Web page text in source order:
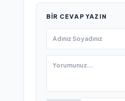
BIR CEVAP YAZIN